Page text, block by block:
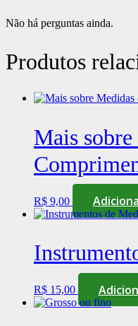
Não há perguntas ainda.
Produtos
Mais
R$ 9,00
R$ 15,00